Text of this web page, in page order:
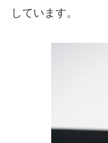
しています。